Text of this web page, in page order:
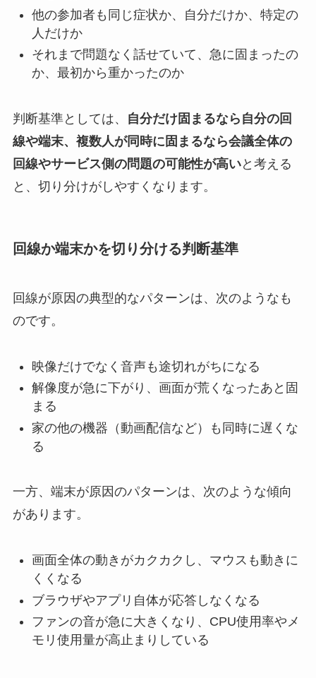
他の参加者も同じ症状か、自分だけか、特定の
人だけか
それまで問題なく話せていて、急に固まったの
か、最初から重かったのか
判断基準としては、
自分だけ固まるなら自分の回
線や端末、複数人が同時に固まるなら会議全体の
回線やサービス側の問題の可能性が高いと考える
と、切り分けがしやすくなります。
回線か端末かを切り分ける判断基準
回線が原因の典型的なパターンは、次のようなも
のです。
映像だけでなく音声も途切れがちになる
解像度が急に下がり、画面が荒くなったあと固
まる
家の他の機器（動画配信など）も同時に遅くな
る
一方、端末が原因のパターンは、次のような傾向
があります。
画面全体の動きがカクカクし、マウスも動きに
くくなる
ブラウザやアプリ自体が応答しなくなる
ファンの音が急に大きくなり、CPU使用率やメ
モリ使用量が高止まりしている